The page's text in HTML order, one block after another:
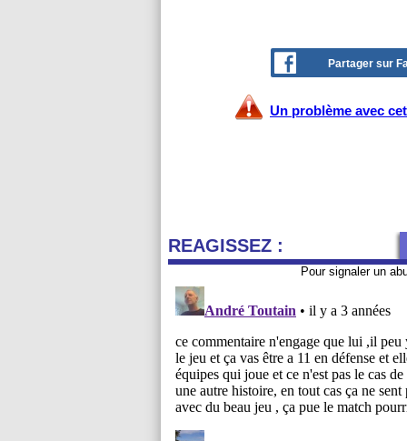
Partager sur
Un problème avec
REAGISSEZ :
Pour signaler un